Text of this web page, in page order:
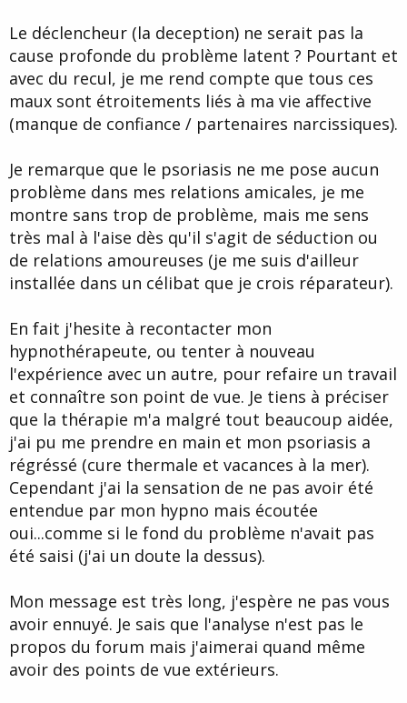
Le déclencheur (la deception) ne serait pas la
cause profonde du problème latent ? Pourtant et
avec du recul, je me rend compte que tous ces
maux sont étroitements liés à ma vie affective
(manque de confiance / partenaires narcissiques).
Je remarque que le psoriasis ne me pose aucun
problème dans mes relations amicales, je me
montre sans trop de problème, mais me sens
très mal à l'aise dès qu'il s'agit de séduction ou
de relations amoureuses (je me suis d'ailleur
installée dans un célibat que je crois réparateur).
En fait j'hesite à recontacter mon
hypnothérapeute, ou tenter à nouveau
l'expérience avec un autre, pour refaire un travail
et connaître son point de vue. Je tiens à préciser
que la thérapie m'a malgré tout beaucoup aidée,
j'ai pu me prendre en main et mon psoriasis a
régréssé (cure thermale et vacances à la mer).
Cependant j'ai la sensation de ne pas avoir été
entendue par mon hypno mais écoutée
oui...comme si le fond du problème n'avait pas
été saisi (j'ai un doute la dessus).
Mon message est très long, j'espère ne pas vous
avoir ennuyé. Je sais que l'analyse n'est pas le
propos du forum mais j'aimerai quand même
avoir des points de vue extérieurs.